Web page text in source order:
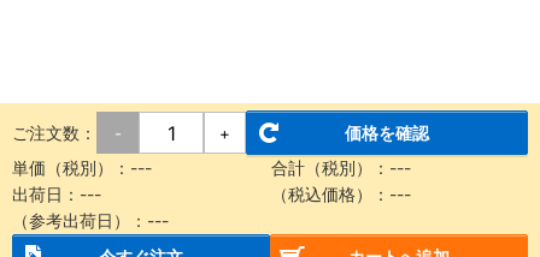
ご注文数： - +
価格を確認
単価（税別）： --- 合計（税別）： ---
出荷日： --- （税込価格）： ---
（参考出荷日）： ---